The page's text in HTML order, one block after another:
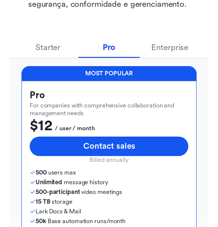
segurança, conformidade e gerenciamento.
Starter Pro Enterprise
MOST POPULAR
Pro
For companies with comprehensive collaboration and
management needs
$12
  / user / month
Contact sales
Billed annually
500 users max
Unlimited message history
500-participant video meetings
15 TB storage
Lark Docs & Mail
50k Base automation runs/month